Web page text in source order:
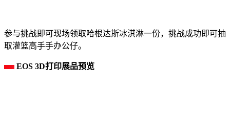
参与挑战即可现场领取哈根达斯冰淇淋一份，挑战成功即可抽
取灌篮高手手办公仔。
EOS 3D打印展品预览